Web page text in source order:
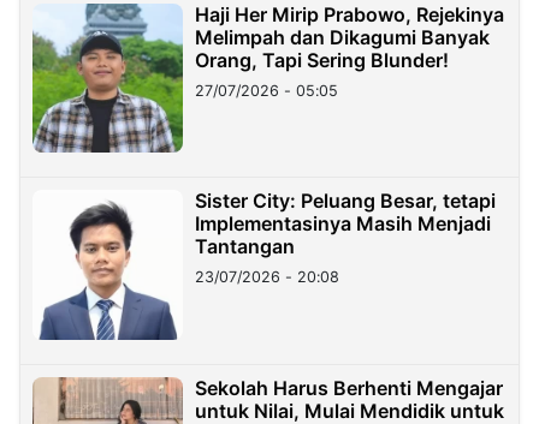
Haji Her Mirip Prabowo, Rejekinya
Melimpah dan Dikagumi Banyak
Orang, Tapi Sering Blunder!
27/07/2026 - 05:05
Sister City: Peluang Besar, tetapi
Implementasinya Masih Menjadi
Tantangan
23/07/2026 - 20:08
Sekolah Harus Berhenti Mengajar
untuk Nilai, Mulai Mendidik untuk